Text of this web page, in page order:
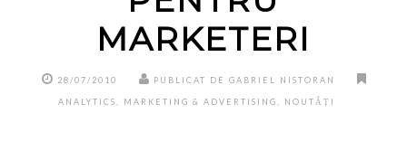
MARKETERI
28/07/2010 PUBLICAT DE GABRIEL NISTORAN
ANALYTICS MARKETING & ADVERTISING NOUTĂȚI